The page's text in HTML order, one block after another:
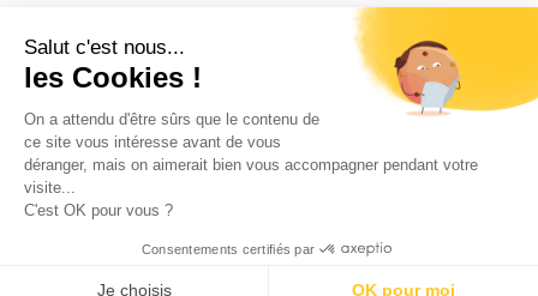
AEF info
Novethic
PRODURABLE
Inclusiv Day
Données personnelles Mentions légales 2025-2026 Tout droits réservés
Salut c'est nous...
les Cookies !
On a attendu d'être sûrs que le contenu de
ce site vous intéresse avant de vous
déranger, mais on aimerait bien vous accompagner pendant votre
visite...
C'est OK pour vous ?
Consentements certifiés par
Je choisis OK pour moi